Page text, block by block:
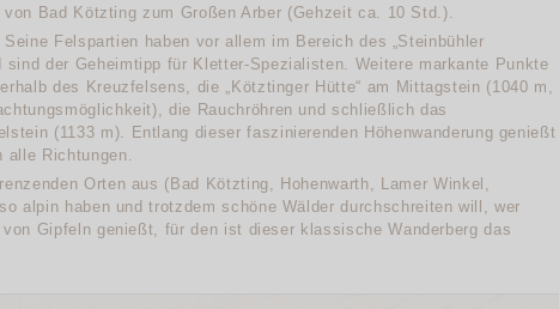
von Bad Kötzting zum Großen Arber (Gehzeit ca. 10 Std.).
Seine Felspartien haben vor allem im Bereich des „Steinbühler
sind der Geheimtipp für Kletter-Spezialisten. Weitere markante Punkte
des Kreuzfelsens, die „Kötztinger Hütte“ am Mittagstein (1040 m,
die Rauchröhren und schließlich das
(1133 m). Entlang dieser faszinierenden Höhenwanderung genießt
alle Richtungen.
Orten aus (Bad Kötzting, Hohenwarth, Lamer Winkel,
alpin haben und trotzdem schöne Wälder durchschreiten will, wer
Gipfeln genießt, für den ist dieser klassische Wanderberg das